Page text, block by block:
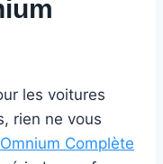
les voitures
rien ne vous
Omnium Complète